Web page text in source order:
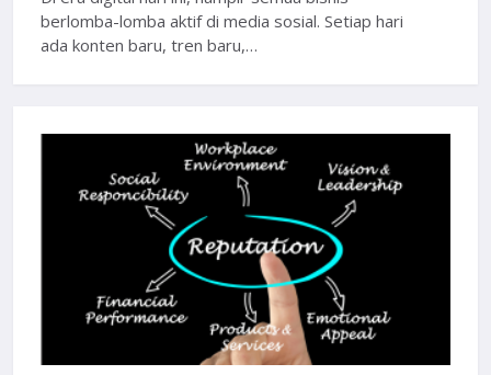
berlomba-lomba aktif di media sosial. Setiap hari
ada konten baru, tren baru,…